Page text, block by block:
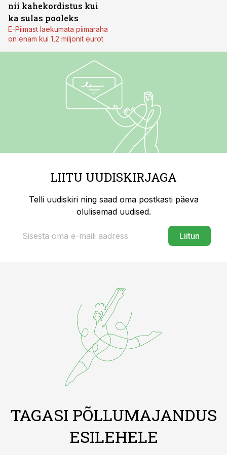
nii kahekordistus kui
ka sulas pooleks
E-Piimast laekumata piimaraha
on enam kui 1,2 miljonit eurot
LIITU UUDISKIRJAGA
Telli uudiskiri ning saad oma postkasti päeva
olulisemad uudised.
Liitun
TAGASI PÕLLUMAJANDUS
ESILEHELE